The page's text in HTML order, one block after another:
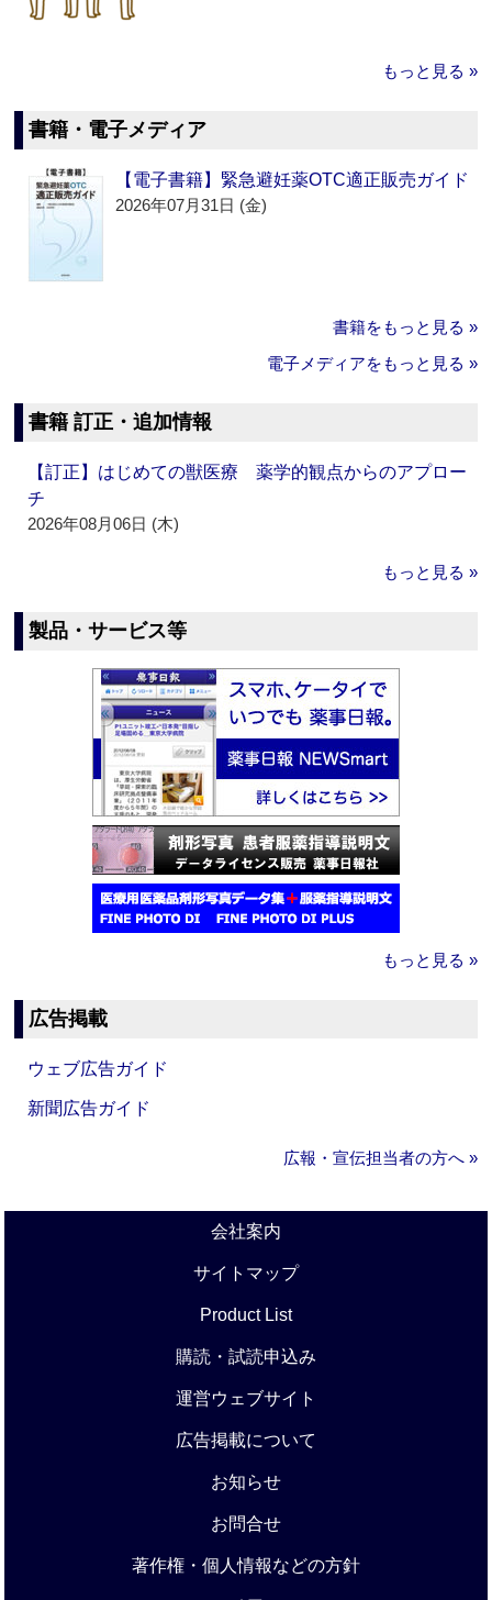
もっと見る »
書籍・電子メディア
【電子書籍】緊急避妊薬OTC適正販売ガイド
2026年07月31日 (金)
書籍をもっと見る »
電子メディアをもっと見る »
書籍 訂正・追加情報
【訂正】はじめての獣医療 薬学的観点からのアプロー
チ
2026年08月06日 (木)
もっと見る »
製品・サービス等
もっと見る »
広告掲載
ウェブ広告ガイド
新聞広告ガイド
広報・宣伝担当者の方へ »
会社案内
サイトマップ
Product List
購読・試読申込み
運営ウェブサイト
広告掲載について
お知らせ
お問合せ
著作権・個人情報などの方針